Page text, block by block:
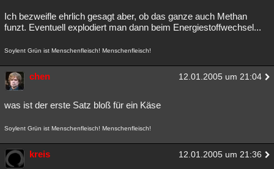
Ich bezweifle ehrlich gesagt aber, ob das ganze auch Methan
funzt. Eventuell explodiert man dann beim Energiestoffwechsel...
Soylent Grün ist Menschenfleisch! Menschenfleisch!
chen 12.01.2005 um 21:04
was ist der erste Satz bloß für ein Käse
Soylent Grün ist Menschenfleisch! Menschenfleisch!
kreis 12.01.2005 um 21:36